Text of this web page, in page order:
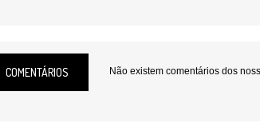
COMENTÁRIOS Não existem comentários dos